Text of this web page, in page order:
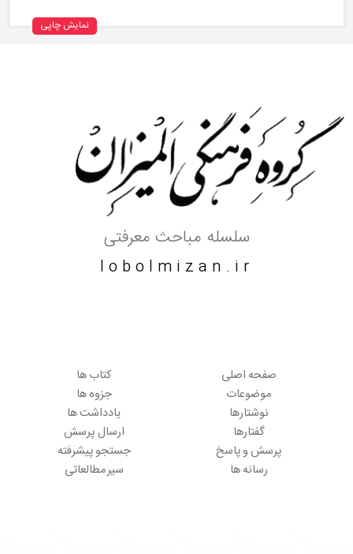
نمایش چاپی
سلسله مباحث معرفتی
lobolmizan.ir
صفحه اصلی
موضوعات
نوشتارها
گفتارها
پرسش و پاسخ
رسانه ها
کتاب ها
جزوه ها
یادداشت ها
ارسال پرسش
جستجو پیشرفته
سیر مطالعاتی